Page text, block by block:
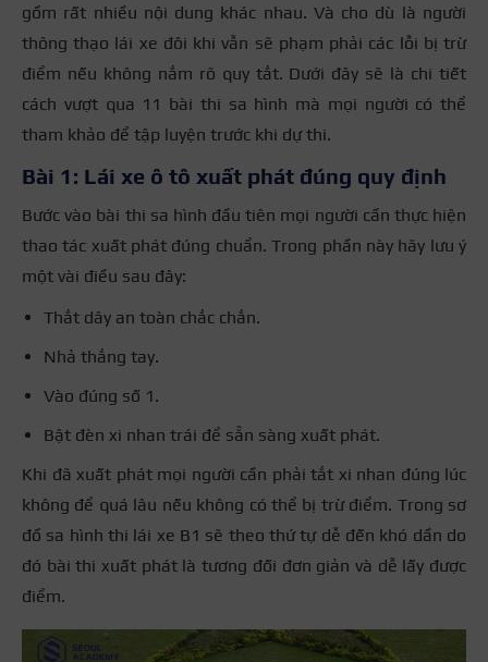
gồm rất nhiều nội dung khác nhau. Và cho dù là người
thông thạo lái xe đôi khi vẫn sẽ phạm phải các lỗi bị trừ
điểm nếu không nắm rõ quy tắt. Dưới đây sẽ là chi tiết
cách vượt qua 11 bài thi sa hình mà mọi người có thể
tham khảo để tập luyện trước khi dự thi.
Bài 1: Lái xe ô tô xuất phát đúng quy định
Bước vào bài thi sa hình đầu tiên mọi người cần thực hiện
thao tác xuất phát đúng chuẩn. Trong phần này hãy lưu ý
một vài điều sau đây:
Thắt dây an toàn chắc chắn.
Nhả thắng tay.
Vào đúng số 1.
Bật đèn xi nhan trái để sẵn sàng xuất phát.
Khi đã xuất phát mọi người cần phải tắt xi nhan đúng lúc
không để quá lâu nếu không có thể bị trừ điểm. Trong sơ
đồ sa hình thi lái xe B1 sẽ theo thứ tự dễ đến khó dần do
đó bài thi xuất phát là tương đối đơn giản và dễ lấy được
điểm.